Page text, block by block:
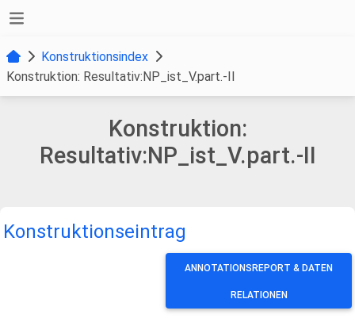
Konstruktionsindex
Konstruktion: Resultativ:NP_ist_V.part.-II
Konstruktion:
Resultativ:NP_ist_V.part.-II
Konstruktionseintrag
ANNOTATIONSREPORT & DATEN
RELATIONEN